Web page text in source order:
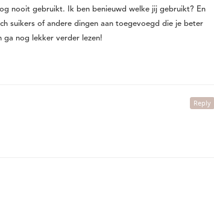
nooit gebruikt. Ik ben benieuwd welke jij gebruikt? En
suikers of andere dingen aan toegevoegd die je beter
ga nog lekker verder lezen!
Reply